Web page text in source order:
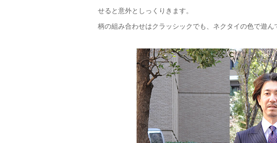
せると意外としっくりきます。
柄の組み合わせはクラッシックでも、ネクタイの色で遊ん